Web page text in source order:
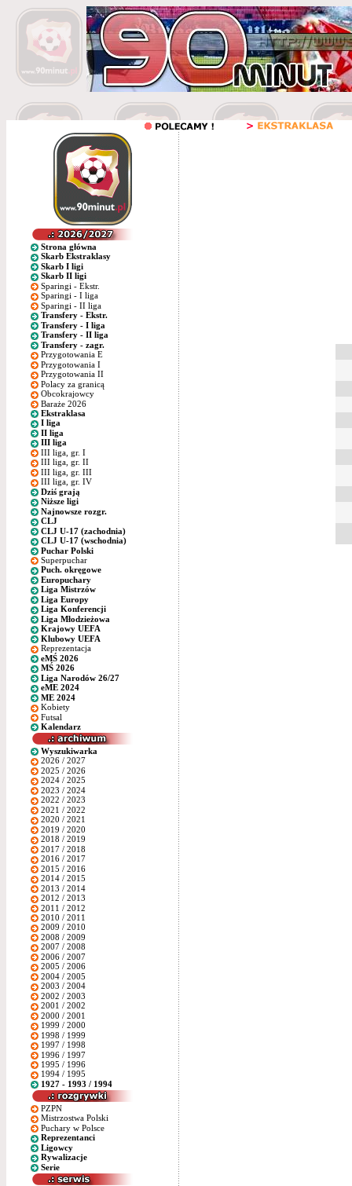
Strona główna
Skarb Ekstraklasy
Skarb I ligi
Skarb II ligi
Sparingi - Ekstr.
Sparingi - I liga
Sparingi - II liga
Transfery - Ekstr.
Transfery - I liga
Transfery - II liga
Transfery - zagr.
Przygotowania E
Przygotowania I
Przygotowania II
Polacy za granicą
Obcokrajowcy
Baraże 2026
Ekstraklasa
I liga
II liga
III liga
III liga, gr. I
III liga, gr. II
III liga, gr. III
III liga, gr. IV
Dziś grają
Niższe ligi
Najnowsze rozgr.
CLJ
CLJ U-17 (zachodnia)
CLJ U-17 (wschodnia)
Puchar Polski
Superpuchar
Puch. okręgowe
Europuchary
Liga Mistrzów
Liga Europy
Liga Konferencji
Liga Młodzieżowa
Krajowy UEFA
Klubowy UEFA
Reprezentacja
eMŚ 2026
MŚ 2026
Liga Narodów 26/27
eME 2024
ME 2024
Kobiety
Futsal
Kalendarz
Wyszukiwarka
2026 / 2027
2025 / 2026
2024 / 2025
2023 / 2024
2022 / 2023
2021 / 2022
2020 / 2021
2019 / 2020
2018 / 2019
2017 / 2018
2016 / 2017
2015 / 2016
2014 / 2015
2013 / 2014
2012 / 2013
2011 / 2012
2010 / 2011
2009 / 2010
2008 / 2009
2007 / 2008
2006 / 2007
2005 / 2006
2004 / 2005
2003 / 2004
2002 / 2003
2001 / 2002
2000 / 2001
1999 / 2000
1998 / 1999
1997 / 1998
1996 / 1997
1995 / 1996
1994 / 1995
1927 - 1993 / 1994
PZPN
Mistrzostwa Polski
Puchary w Polsce
Reprezentanci
Ligowcy
Rywalizacje
Serie